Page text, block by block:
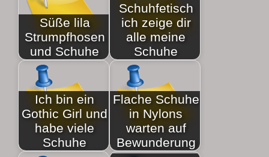
Süße lila
Strumpfhosen
und Schuhe
Schuhfetisch
ich zeige dir
alle meine
Schuhe
Ich bin ein
Gothic Girl und
habe viele
Schuhe
Flache Schuhe
in Nylons
warten auf
Bewunderung